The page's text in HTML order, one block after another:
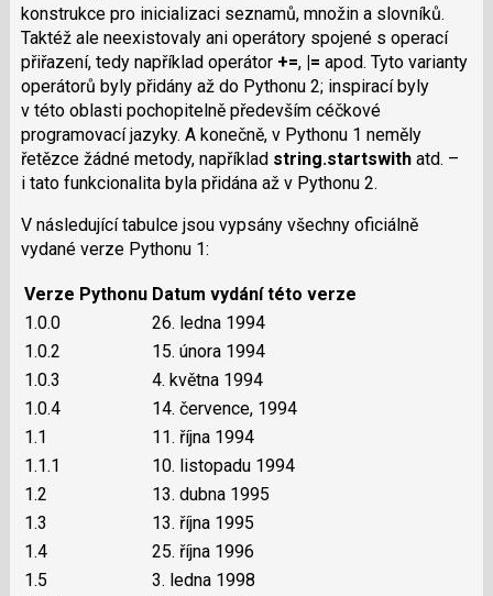
konstrukce pro inicializaci seznamů, množin a slovníků.
Taktéž ale neexistovaly ani operátory spojené s operací
přiřazení, tedy například operátor +=, |= apod. Tyto varianty
operátorů byly přidány až do Pythonu 2; inspirací byly
v této oblasti pochopitelně především céčkové
programovací jazyky. A konečně, v Pythonu 1 neměly
řetězce žádné metody, například string.startswithatd. –
i tato funkcionalita byla přidána až v Pythonu 2.
V následující tabulce jsou vypsány všechny oficiálně
vydané verze Pythonu 1:
Verze Pythonu Datum vydání této verze
1.0.0
26. ledna 1994
1.0.2
15. února 1994
1.0.3
4. května 1994
1.0.4
14. července, 1994
1.1
11. října 1994
1.1.1
10. listopadu 1994
1.2
13. dubna 1995
1.3
13. října 1995
1.4
25. října 1996
1.5
3. ledna 1998